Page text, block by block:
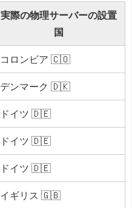
実際の物理サーバーの設置
国
コロンビア 🇨🇴
デンマーク 🇩🇰
ドイツ 🇩🇪
ドイツ 🇩🇪
ドイツ 🇩🇪
イギリス 🇬🇧